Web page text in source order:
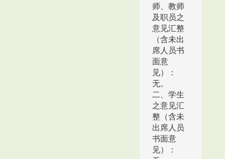
师、教师
及职员之
意见汇整
（含未出
席人员书
面意
见）：
无。
二、学生
之意见汇
整（含未
出席人员
书面意
见）：